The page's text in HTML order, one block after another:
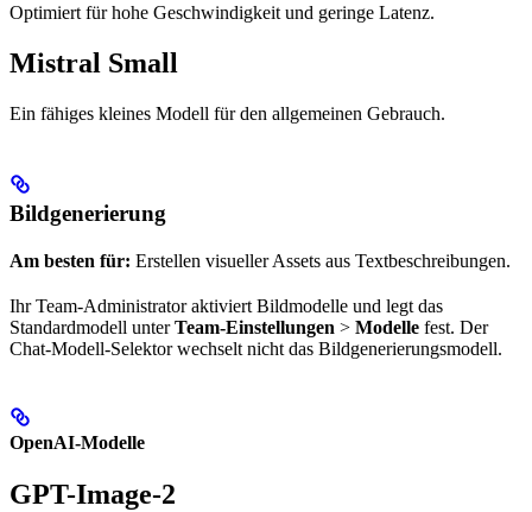
Optimiert für hohe Geschwindigkeit und geringe Latenz.
Mistral Small
Ein fähiges kleines Modell für den allgemeinen Gebrauch.
Bildgenerierung
Am besten für: Erstellen visueller Assets aus Textbeschreibungen.
Ihr Team-Administrator aktiviert Bildmodelle und legt das
Standardmodell unterTeam-Einstellungen > Modelle fest. Der
Chat-Modell-Selektor wechselt nicht das Bildgenerierungsmodell.
OpenAI-Modelle
GPT-Image-2